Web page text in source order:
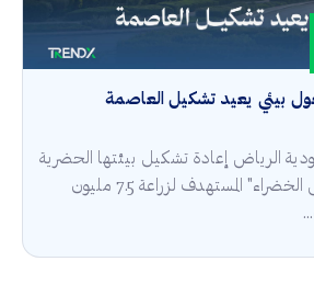
بيئي يعيد تشكيل العاصمة
الرياض إعادة تشكيل بيئتها الحضرية
ضمن مشروع "الرياض الخضراء" المستهدف لزراعة 7.5 مليون